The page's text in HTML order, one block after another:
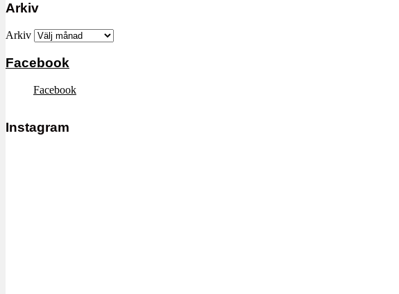
Arkiv
Arkiv
Facebook
Facebook
Instagram